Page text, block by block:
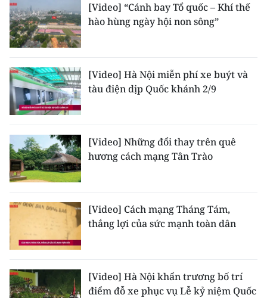
[Video] “Cánh bay Tổ quốc – Khí thế
hào hùng ngày hội non sông”
[Video] Hà Nội miễn phí xe buýt và
tàu điện dịp Quốc khánh 2/9
[Video] Những đổi thay trên quê
hương cách mạng Tân Trào
[Video] Cách mạng Tháng Tám,
thắng lợi của sức mạnh toàn dân
[Video] Hà Nội khẩn trương bố trí
điểm đỗ xe phục vụ Lễ kỷ niệm Quốc